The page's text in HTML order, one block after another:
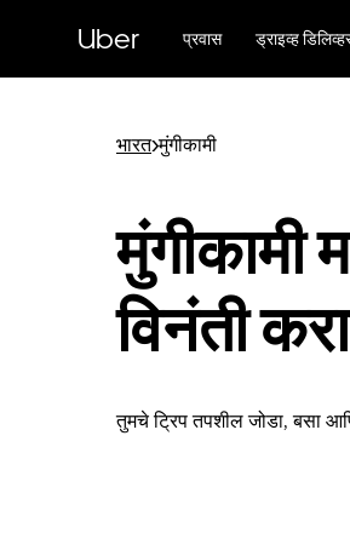
Uber प्रवास ड्राइव्ह
भारत>मुंगीकामी
मुंगीकामी
विनंती करा
तुमचे ट्रिप तपशील जोडा, बसा